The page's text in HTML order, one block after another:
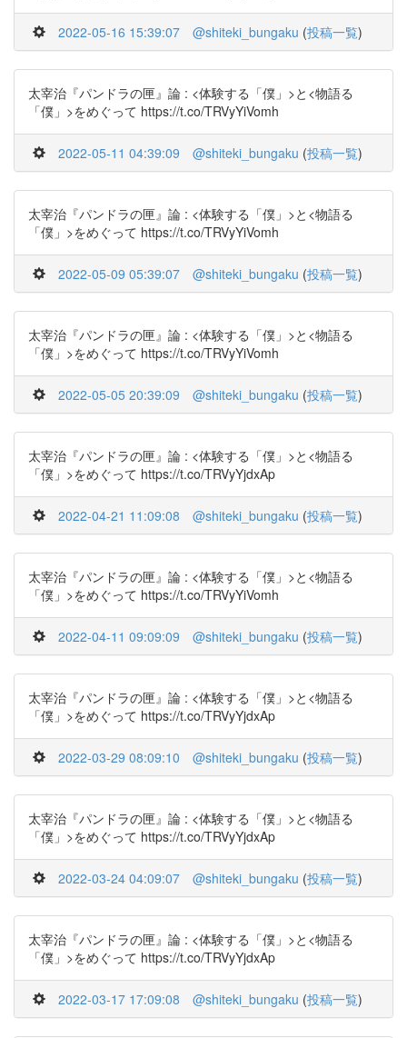
2022-05-16 15:39:07 @shiteki_bungaku (投稿一覧)
太宰治『パンドラの匣』論 : <体験する「僕」>と<物語る
「僕」>をめぐって https://t.co/TRVyYiVomh
2022-05-11 04:39:09 @shiteki_bungaku (投稿一覧)
太宰治『パンドラの匣』論 : <体験する「僕」>と<物語る
「僕」>をめぐって https://t.co/TRVyYiVomh
2022-05-09 05:39:07 @shiteki_bungaku (投稿一覧)
太宰治『パンドラの匣』論 : <体験する「僕」>と<物語る
「僕」>をめぐって https://t.co/TRVyYiVomh
2022-05-05 20:39:09 @shiteki_bungaku (投稿一覧)
太宰治『パンドラの匣』論 : <体験する「僕」>と<物語る
「僕」>をめぐって https://t.co/TRVyYjdxAp
2022-04-21 11:09:08 @shiteki_bungaku (投稿一覧)
太宰治『パンドラの匣』論 : <体験する「僕」>と<物語る
「僕」>をめぐって https://t.co/TRVyYiVomh
2022-04-11 09:09:09 @shiteki_bungaku (投稿一覧)
太宰治『パンドラの匣』論 : <体験する「僕」>と<物語る
「僕」>をめぐって https://t.co/TRVyYjdxAp
2022-03-29 08:09:10 @shiteki_bungaku (投稿一覧)
太宰治『パンドラの匣』論 : <体験する「僕」>と<物語る
「僕」>をめぐって https://t.co/TRVyYjdxAp
2022-03-24 04:09:07 @shiteki_bungaku (投稿一覧)
太宰治『パンドラの匣』論 : <体験する「僕」>と<物語る
「僕」>をめぐって https://t.co/TRVyYjdxAp
2022-03-17 17:09:08 @shiteki_bungaku (投稿一覧)